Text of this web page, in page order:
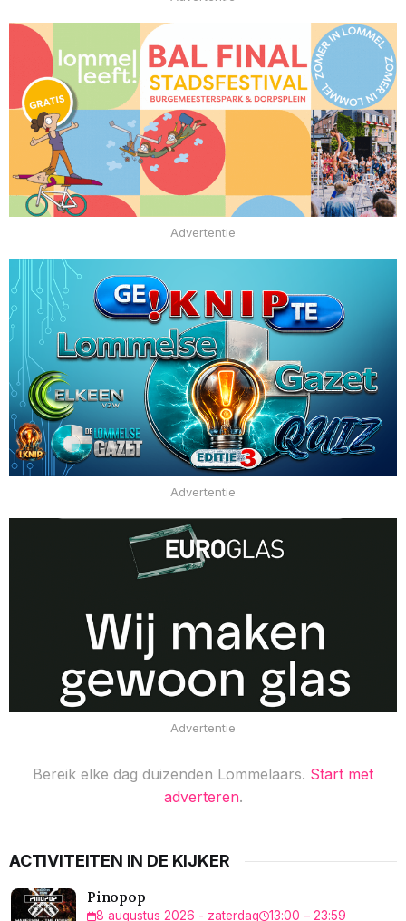
Advertentie
Advertentie
Advertentie
Bereik elke dag duizenden Lommelaars. Start met
adverteren.
ACTIVITEITEN IN DE KIJKER
Pinopop
8 augustus 2026 - zaterdag 13:00 – 23:59